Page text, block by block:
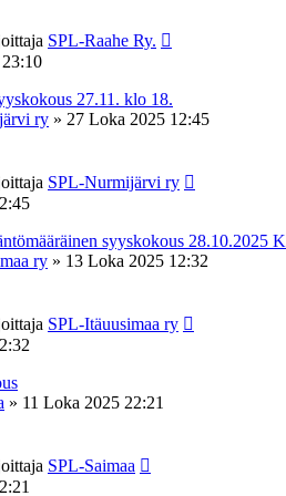
SPL-Raahe Ry.
27.11. klo 18.
ry » 27 Loka 2025 12:45
SPL-Nurmijärvi ry
syyskokous 28.10.2025
ry » 13 Loka 2025 12:32
SPL-Itäuusimaa ry
» 11 Loka 2025 22:21
SPL-Saimaa